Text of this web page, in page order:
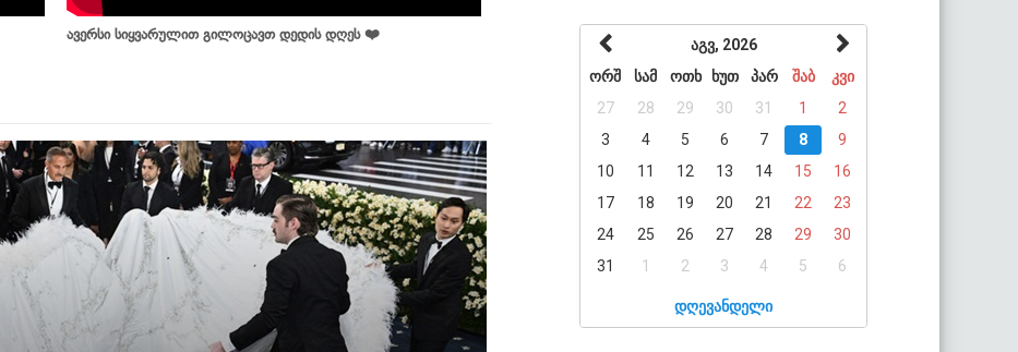
ავერსი სიყვარულით გილოცავთ დედის დღეს ❤️
აგვ, 2026
ორშ
სამ ოთხ ხუთ პარ შაბ
კვი
27
28 29 30 31 1
2
3
4 5 6 7 8
9
10
11 12 13 14 15
16
17
18 19 20 21 22
23
24
25 26 27 28 29
30
31
1 2 3 4 5 6
დღევანდელი